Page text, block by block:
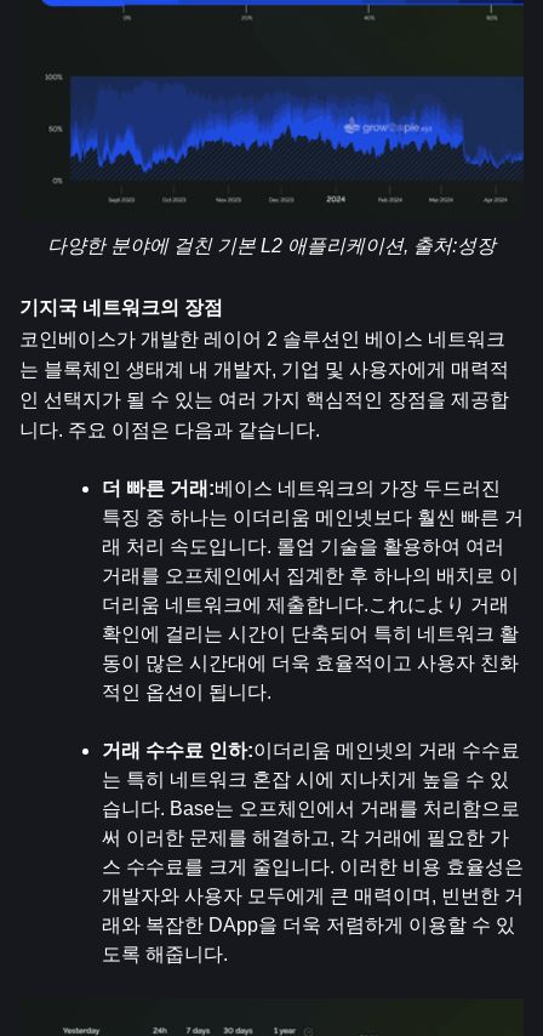
다양한 분야에 걸친 기본 L2 애플리케이션, 출처:성장
기지국 네트워크의 장점
코인베이스가 개발한 레이어 2 솔루션인 베이스 네트워크
는 블록체인 생태계 내 개발자, 기업 및 사용자에게 매력적
인 선택지가 될 수 있는 여러 가지 핵심적인 장점을 제공합
니다. 주요 이점은 다음과 같습니다.
더 빠른 거래:베이스 네트워크의 가장 두드러진
특징 중 하나는 이더리움 메인넷보다 훨씬 빠른 거
래 처리 속도입니다. 롤업 기술을 활용하여 여러
거래를 오프체인에서 집계한 후 하나의 배치로 이
더리움 네트워크에 제출합니다.これにより 거래
확인에 걸리는 시간이 단축되어 특히 네트워크 활
동이 많은 시간대에 더욱 효율적이고 사용자 친화
적인 옵션이 됩니다.
거래 수수료 인하:이더리움 메인넷의 거래 수수료
는 특히 네트워크 혼잡 시에 지나치게 높을 수 있
습니다. Base는 오프체인에서 거래를 처리함으로
써 이러한 문제를 해결하고, 각 거래에 필요한 가
스 수수료를 크게 줄입니다. 이러한 비용 효율성은
개발자와 사용자 모두에게 큰 매력이며, 빈번한 거
래와 복잡한 DApp을 더욱 저렴하게 이용할 수 있
도록 해줍니다.